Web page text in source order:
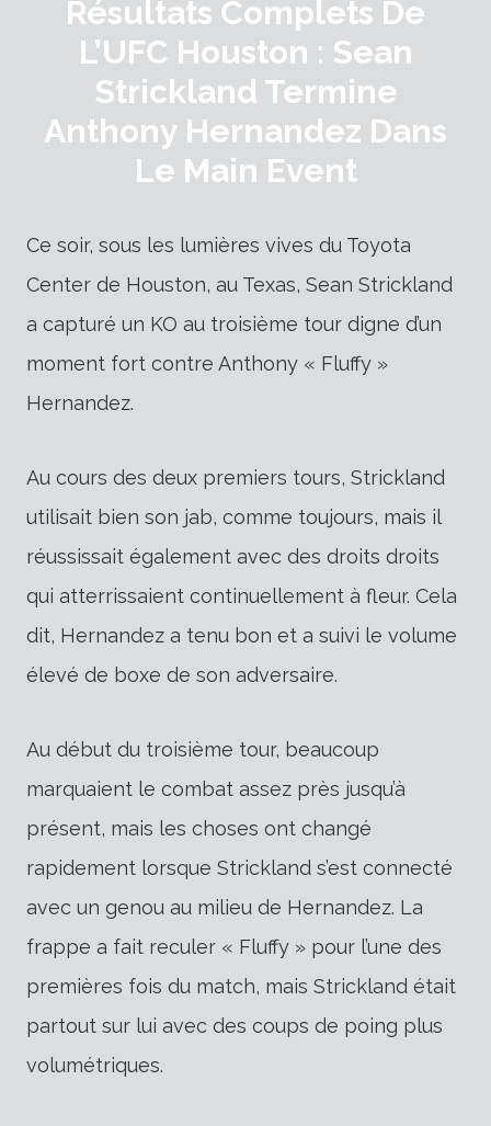
Résultats Complets De
L’UFC Houston : Sean
Strickland Termine
Anthony Hernandez Dans
Le Main Event
Ce soir, sous les lumières vives du Toyota
Center de Houston, au Texas, Sean Strickland
a capturé un KO au troisième tour digne d’un
moment fort contre Anthony « Fluffy »
Hernandez.
Au cours des deux premiers tours, Strickland
utilisait bien son jab, comme toujours, mais il
réussissait également avec des droits droits
qui atterrissaient continuellement à fleur. Cela
dit, Hernandez a tenu bon et a suivi le volume
élevé de boxe de son adversaire.
Au début du troisième tour, beaucoup
marquaient le combat assez près jusqu’à
présent, mais les choses ont changé
rapidement lorsque Strickland s’est connecté
avec un genou au milieu de Hernandez. La
frappe a fait reculer « Fluffy » pour l’une des
premières fois du match, mais Strickland était
partout sur lui avec des coups de poing plus
volumétriques.